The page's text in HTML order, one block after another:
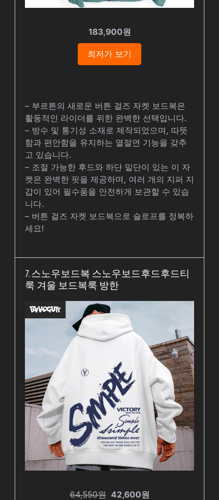
183,900원
최저가 보기
– 부르튼의 새로운 버튼 걸즈 자켓 보드복은
활동적인 라이더를 위한 완벽한 선택입니다.
– 방수 및 통기성 소재로 제작되었으며, 따뜻
함과 편안함을 유지하는 열절연 기능을 갖추
고 있습니다.
– 조절 가능한 후드와 하단 밑단이 있는 이 자
켓은 완벽한 핏을 제공하며, 여러 개의 지퍼 지
갑이 있어 필수품을 안전하게 보관할 수 있습
니다.
– 버튼 걸즈 자켓 보드복으로 슬로프를 정복하
세요!
7. 스노우보드복 스노우보드후드후드티
룩 겨울 보드복룩 방한
64,550원 42,600원